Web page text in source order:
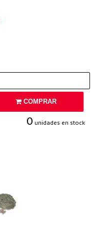
COMPRAR
0 unidades en stock